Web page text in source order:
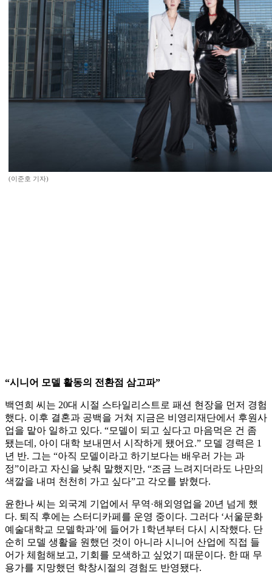
(이준호 기자)
“시니어 모델 활동의 전환점 삼고파”
백연희 씨는 20대 시절 스타일리스트로 패션 현장을 먼저 경험
했다. 이후 결혼과 공백을 거쳐 지금은 비영리재단에서 후원사
업을 맡아 일하고 있다. “모델이 되고 싶다고 마음먹은 건 좀
됐는데, 아이 대학 보내면서 시작하게 됐어요.” 모델 경력은 1
년 반. 그는 “아직 모델이라고 하기보다는 배우러 가는 과
정”이라고 자신을 낮춰 말했지만, “조금 느려지더라도 나만의
색깔을 내며 천천히 가고 싶다”고 각오를 밝혔다.
윤한나 씨는 외국계 기업에서 무역·해외영업을 20년 넘게 했
다. 퇴직 후에는 스터디카페를 운영 중이다. 그러다 ‘서울문화
예술대학교 모델학과’에 들어가 1학년부터 다시 시작했다. 단
순히 모델 생활을 원했던 것이 아니라 시니어 산업에 직접 들
어가 체험해보고, 기회를 모색하고 싶었기 때문이다. 한 때 무
용가를 지망했던 학창시절의 경험도 반영됐다.